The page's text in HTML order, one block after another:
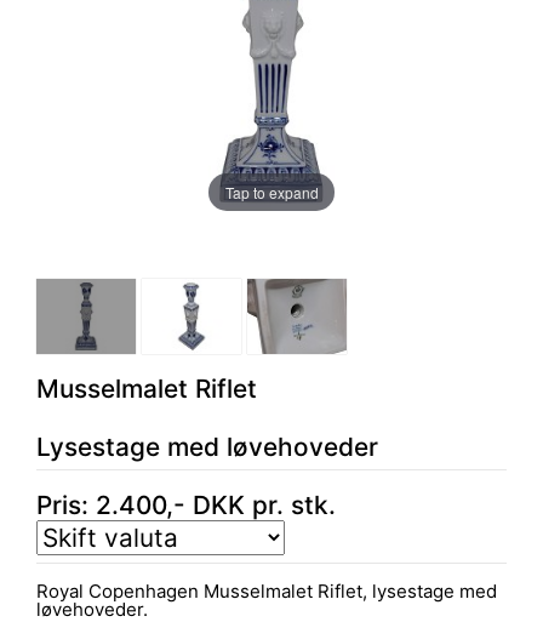
Tap to expand
Musselmalet Riflet
Lysestage med løvehoveder
Pris: 2.400,- DKK pr. stk.
Royal Copenhagen Musselmalet Riflet, lysestage med
løvehoveder.